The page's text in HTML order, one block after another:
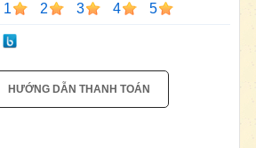
1 2 3 4 5
HƯỚNG DẪN THANH TOÁN